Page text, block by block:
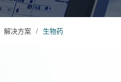
解决方案 / 生物药